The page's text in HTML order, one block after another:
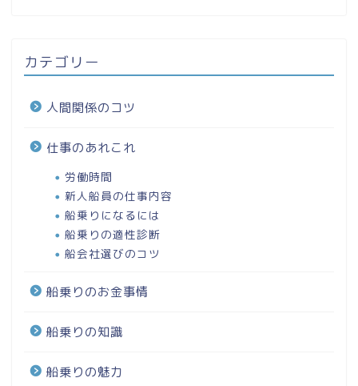
カテゴリー
人間関係のコツ
仕事のあれこれ
労働時間
新人船員の仕事内容
船乗りになるには
船乗りの適性診断
船会社選びのコツ
船乗りのお金事情
船乗りの知識
船乗りの魅力